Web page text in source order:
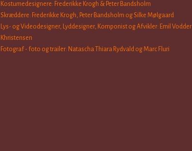
Kostumedesignere: Frederikke Krogh & Peter Bandsholm
Skræddere: Frederikke Krogh, Peter Bandsholm og Silke Mølgaard
Lys- og Videodesigner, Lyddesigner, Komponist og Afvikler: Emil Vodder
Khristensen
Fotograf - foto og trailer: Natascha Thiara Rydvald og Marc Fluri